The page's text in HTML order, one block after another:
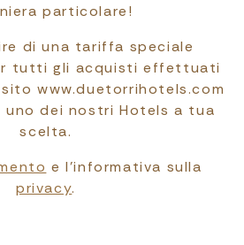
particolare!
di una tariffa speciale
tutti gli acquisti effettuati
www.duetorrihotels.com
uno dei nostri Hotels a tua
scelta.
e l’informativa sulla
privacy.